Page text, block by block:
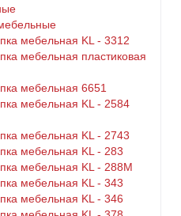
мебельная KL - 3312
мебельная пластиковая
мебельная 6651
мебельная KL - 2584
мебельная KL - 2743
мебельная KL - 283
мебельная KL - 288M
мебельная KL - 343
мебельная KL - 346